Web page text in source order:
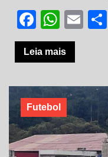
Leia mais
Futebol